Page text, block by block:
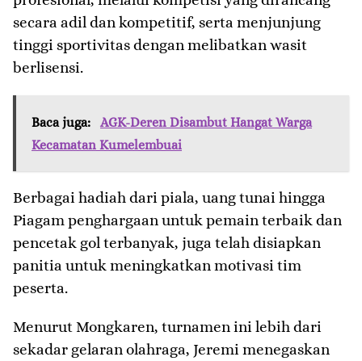
secara adil dan kompetitif, serta menjunjung
tinggi sportivitas dengan melibatkan wasit
berlisensi.
Baca juga:
AGK-Deren Disambut Hangat Warga
Kecamatan Kumelembuai
Berbagai hadiah dari piala, uang tunai hingga
Piagam penghargaan untuk pemain terbaik dan
pencetak gol terbanyak, juga telah disiapkan
panitia untuk meningkatkan motivasi tim
peserta.
Menurut Mongkaren, turnamen ini lebih dari
sekadar gelaran olahraga, Jeremi menegaskan